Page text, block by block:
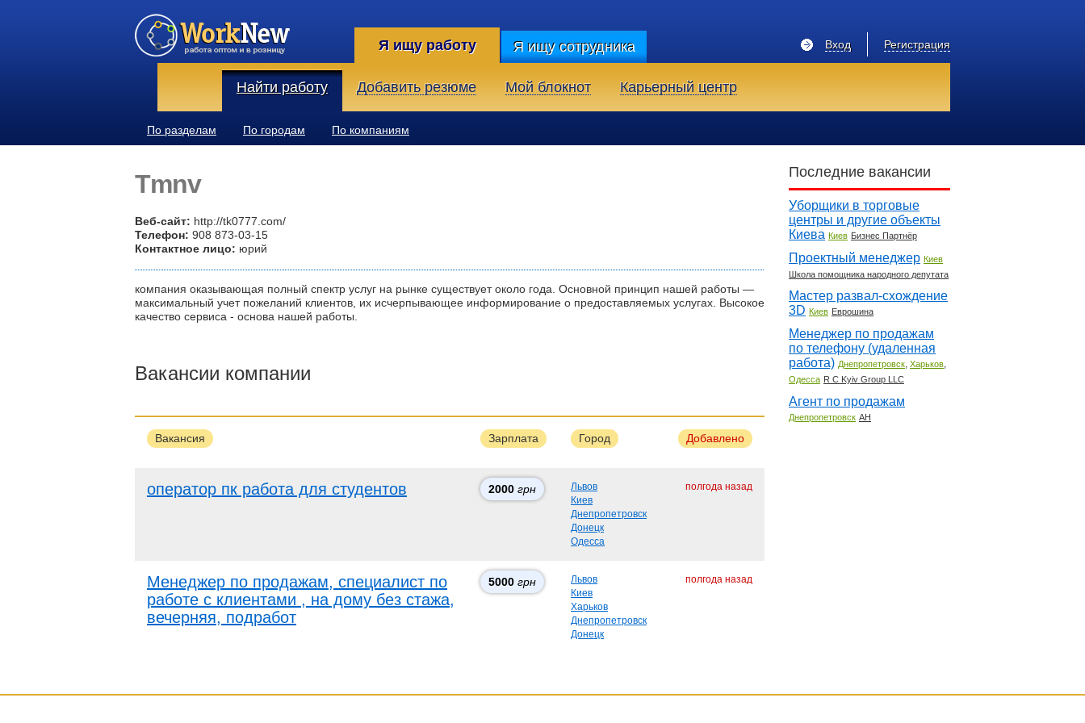
Я ищу работу Я ищу сотрудника Регистрация
Вход
Найти работу Добавить резюме Мой блокнот Карьерный центр
По разделам По городам По компаниям
Tmnv
Веб-сайт: http://tk0777.com/
Телефон: 908 873-03-15
Контактное лицо: юрий
компания оказывающая полный спектр услуг на рынке существует около года. Основной принцип нашей работы —
максимальный учет пожеланий клиентов, их исчерпывающее информирование о предоставляемых услугах. Высокое
качество сервиса - основа нашей работы.
Вакансии компании
Вакансия Зарплата Город Добавлено
оператор пк работа для студентов 2000 грн
Львов
Киев
Днепропетровск
Донецк
Одесса
полгода назад
Менеджер по продажам, специалист по
работе с клиентами , на дому без стажа,
вечерняя, подработ
5000 грн
Львов
Киев
Харьков
Днепропетровск
Донецк
полгода назад
Последние вакансии
Уборщики в торговые
центры и другие объекты
Киева Киев Бизнес Партнёр
Проектный менеджер Киев
Школа помощника народного депутата
Мастер развал-схождение
3D Киев Еврошина
Менеджер по продажам
по телефону (удаленная
работа) Днепропетровск, Харьков,
Одесса R C Kyiv Group LLC
Агент по продажам
Днепропетровск АН